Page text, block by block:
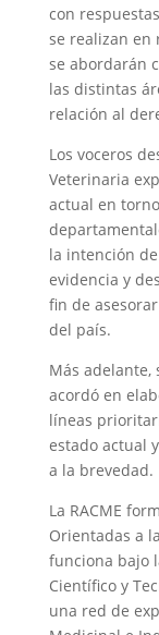
con
se realizan en
se abordarán
las distintas
relación al
Los voceros
Veterinaria
actual en
la intención
evidencia y
fin de
del país.
Más adelante,
acordó en
líneas
estado actual
a la brevedad.
La RACME
Orientadas a
funciona bajo
Científico y
una red de